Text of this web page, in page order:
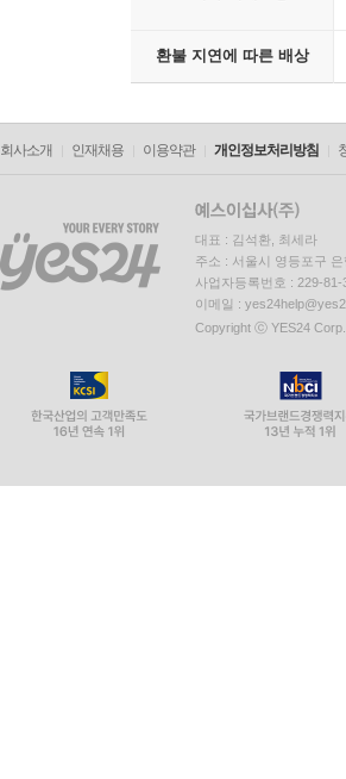
환불 지연에 따른 배상
회사소개 인재채용 이용약관 개인정보처리방침
대표 : 김석환, 최세라
주소 : 서울시 영등포구
사업자등록번호 : 229-
이메일 :
Copyright ⓒ YES24